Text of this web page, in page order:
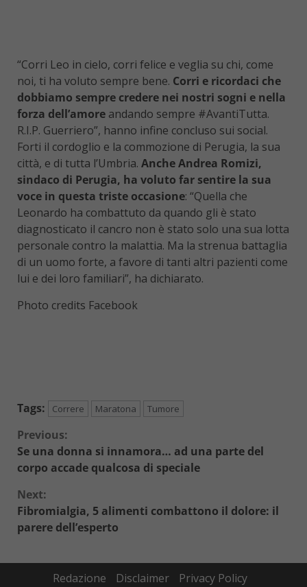
“Corri Leo in cielo, corri felice e veglia su chi, come
noi, ti ha voluto sempre bene. Corri e ricordaci che
dobbiamo sempre credere nei nostri sogni e nella
forza dell’amore andando sempre #AvantiTutta.
R.I.P. Guerriero”, hanno infine concluso sui social.
Forti il cordoglio e la commozione di Perugia, la sua
città, e di tutta l’Umbria. Anche Andrea Romizi,
sindaco di Perugia, ha voluto far sentire la sua
voce in questa triste occasione: “Quella che
Leonardo ha combattuto da quando gli è stato
diagnosticato il cancro non è stato solo una sua lotta
personale contro la malattia. Ma la strenua battaglia
di un uomo forte, a favore di tanti altri pazienti come
lui e dei loro familiari”, ha dichiarato.
Photo credits Facebook
Tags: Correre Maratona Tumore
Continue
Reading
Previous:
Se una donna si innamora… ad una parte del
corpo accade qualcosa di speciale
Next:
Fibromialgia, 5 alimenti combattono il dolore: il
parere dell’esperto
Redazione Disclaimer Privacy Policy